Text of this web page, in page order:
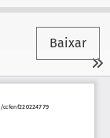
Baixar